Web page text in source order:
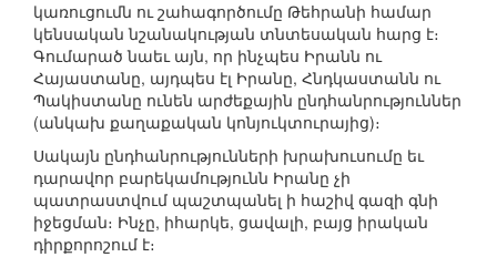
կառուցումն ու շահագործումը Թեհրանի համար
կենսական նշանակության տնտեսական հարց է։
Գումարած նաեւ այն, որ ինչպես Իրանն ու
Հայաստանը, այդպես էլ Իրանը, Հնդկաստանն ու
Պակիստանը ունեն արժեքային ընդհանրություններ
(անկախ քաղաքական կոնյուկտուրայից)։
Սակայն ընդհանրությունների խրախուսումը եւ
դարավոր բարեկամությունն Իրանը չի
պատրաստվում պաշտպանել ի հաշիվ գազի գնի
իջեցման։ Ինչը, իհարկե, ցավալի, բայց իրական
դիրքորոշում է։